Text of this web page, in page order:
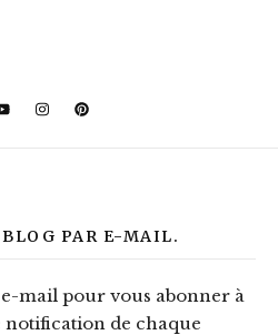
BLOG PAR E-MAIL.
e-mail pour vous abonner à
notification de chaque